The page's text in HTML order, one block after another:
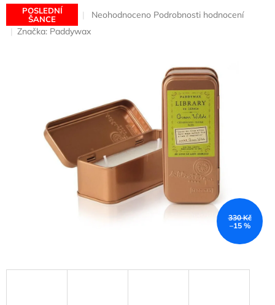
POSLEDNÍ
ŠANCE
Průměrné
Neohodnoceno Podrobnosti hodnocení
Značka: Paddywax
330 Kč
–15 %